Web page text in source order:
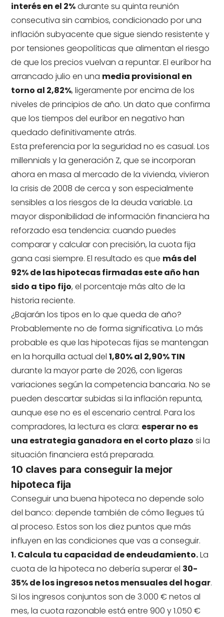
interés en el 2%durante su quinta reunión
consecutiva sin cambios, condicionado por una
inflación subyacente que sigue siendo resistente y
por tensiones geopolíticas que alimentan el riesgo
de que los precios vuelvan a repuntar. El euríbor ha
arrancado julio en una media provisional en
torno al 2,82%, ligeramente por encima de los
niveles de principios de año. Un dato que confirma
que los tiempos del euríbor en negativo han
quedado definitivamente atrás.
Esta preferencia por la seguridad no es casual. Los
millennials y la generación Z, que se incorporan
ahora en masa al mercado de la vivienda, vivieron
la crisis de 2008 de cerca y son especialmente
sensibles a los riesgos de la deuda variable. La
mayor disponibilidad de información financiera ha
reforzado esa tendencia: cuando puedes
comparar y calcular con precisión, la cuota fija
gana casi siempre. El resultado es que más del
92% de las hipotecas firmadas este año han
sido a tipo fijo, el porcentaje más alto de la
historia reciente.
¿Bajarán los tipos en lo que queda de año?
Probablemente no de forma significativa. Lo más
probable es que las hipotecas fijas se mantengan
en la horquilla actual del1,80% al 2,90% TIN
durante la mayor parte de 2026, con ligeras
variaciones según la competencia bancaria. No se
pueden descartar subidas si la inflación repunta,
aunque ese no es el escenario central. Para los
compradores, la lectura es clara: esperar no es
una estrategia ganadora en el corto plazo si la
situación financiera está preparada.
10 claves para conseguir la mejor
hipoteca fija
Conseguir una buena hipoteca no depende solo
del banco: depende también de cómo llegues tú
al proceso. Estos son los diez puntos que más
influyen en las condiciones que vas a conseguir.
1. Calcula tu capacidad de endeudamiento.La
cuota de la hipoteca no debería superar el 30-
35% de los ingresos netos mensuales del hogar.
Si los ingresos conjuntos son de 3.000 € netos al
mes, la cuota razonable está entre 900 y 1.050 €